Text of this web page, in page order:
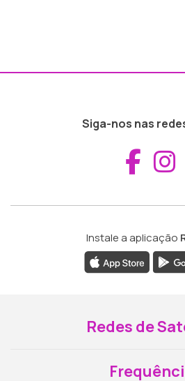
Siga-nos nas
Instale a aplicação
Redes de